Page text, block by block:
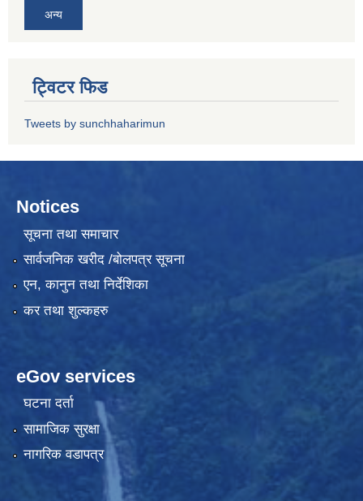
अन्य
ट्विटर फिड
Tweets by sunchhaharimun
Notices
सूचना तथा समाचार
सार्वजनिक खरीद /बोलपत्र सूचना
एन, कानुन तथा निर्देशिका
कर तथा शुल्कहरु
eGov services
घटना दर्ता
सामाजिक सुरक्षा
नागरिक वडापत्र